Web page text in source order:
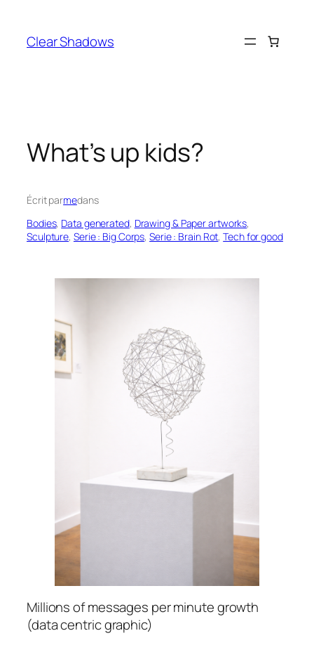
contenu
Clear Shadows
What’s up kids?
Écrit parmedans
Bodies, Data generated, Drawing & Paper artworks
Sculpture, Serie : Big Corps, Serie : Brain Rot, Tech for good
Millions of messages per minute growth
(data centric graphic)